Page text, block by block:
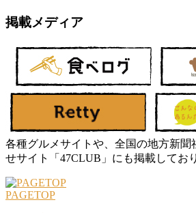
掲載メディア
各種グルメサイトや、全国の地方新聞
せサイト「47CLUB」にも掲載してお
PAGETOP